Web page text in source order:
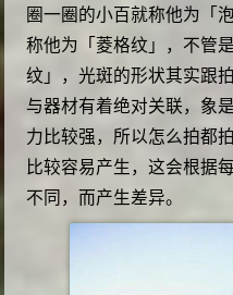
圈一圈的小百就称他为「
称他为「菱格纹」，不管
纹」，光斑的形状其实跟
与器材有着绝对关联，象
力比较强，所以怎么拍都
比较容易产生，这会根据
不同，而产生差异。